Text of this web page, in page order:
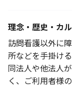
理念・歴史・カ
訪問看護以外に
所などを手掛け
同法人や他法人
く、ご利用者様